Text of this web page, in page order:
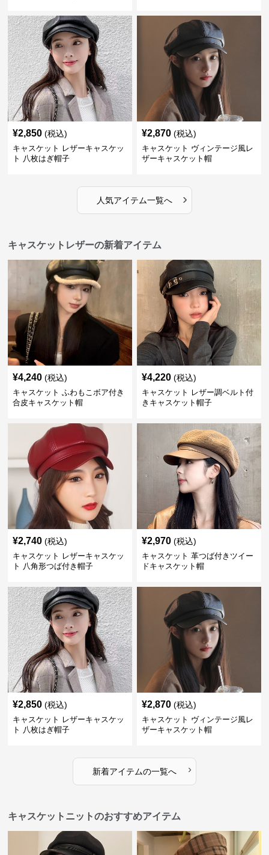
¥2,850 (税込)
キャスケット レザーキャスケッ
ト 八枚はぎ帽子
¥2,870 (税込)
キャスケット ヴィンテージ風レ
ザーキャスケット帽
人気アイテム一覧へ ›
キャスケットレザーの新着アイテム
¥4,240 (税込)
キャスケット ふわもこボア付き
合皮キャスケット帽
¥4,220 (税込)
キャスケット レザー調ベルト付
きキャスケット帽子
¥2,740 (税込)
キャスケット レザーキャスケッ
ト 八角形つば付き帽子
¥2,970 (税込)
キャスケット 革つば付きツイー
ドキャスケット帽
¥2,850 (税込)
キャスケット レザーキャスケッ
ト 八枚はぎ帽子
¥2,870 (税込)
キャスケット ヴィンテージ風レ
ザーキャスケット帽
新着アイテムの一覧へ ›
キャスケットニットのおすすめアイテム